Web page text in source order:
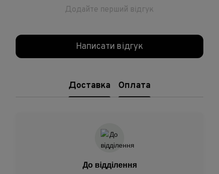
Додайте перший відгук
Написати відгук
Доставка Оплата
До відділення